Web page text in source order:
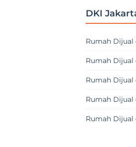
DKI
Rumah Dijual
Rumah Dijual
Rumah Dijual
Rumah Dijual
Rumah Dijual